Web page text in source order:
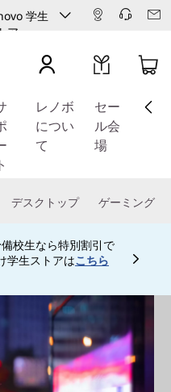
学生
ア
ト
レノボ
につい
て
セー
ル会
場
デスクトップ ゲーミング
校生なら特別割引で
学生ストアはこちら
displaying item 4 of